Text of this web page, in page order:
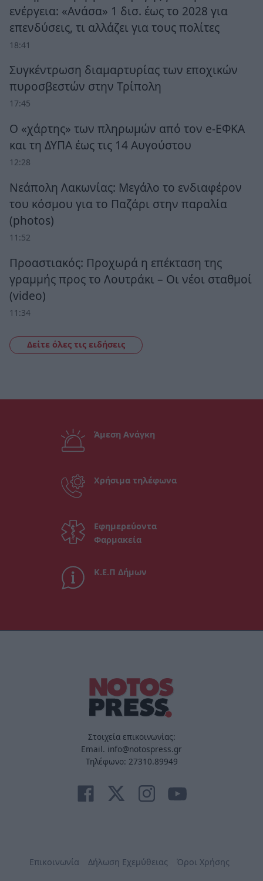
ενέργεια: «Ανάσα» 1 δισ. έως το 2028 για
επενδύσεις, τι αλλάζει για τους πολίτες
18:41
Συγκέντρωση διαμαρτυρίας των εποχικών
πυροσβεστών στην Τρίπολη
17:45
Ο «χάρτης» των πληρωμών από τον e-ΕΦΚΑ
και τη ΔΥΠΑ έως τις 14 Αυγούστου
12:28
Νεάπολη Λακωνίας: Μεγάλο το ενδιαφέρον
του κόσμου για το Παζάρι στην παραλία
(photos)
11:52
Προαστιακός: Προχωρά η επέκταση της
γραμμής προς το Λουτράκι – Οι νέοι σταθμοί
(video)
11:34
Δείτε όλες τις ειδήσεις
Άμεση Ανάγκη
Χρήσιμα τηλέφωνα
Εφημερεύοντα
Φαρμακεία
Κ.Ε.Π Δήμων
Στοιχεία επικοινωνίας:
Email. info@notospress.gr
Τηλέφωνο: 27310.89949
Επικοινωνία Δήλωση Εχεμύθειας Όροι Χρήσης